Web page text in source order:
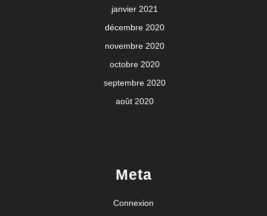
janvier 2021
décembre 2020
novembre 2020
octobre 2020
septembre 2020
août 2020
Meta
Connexion